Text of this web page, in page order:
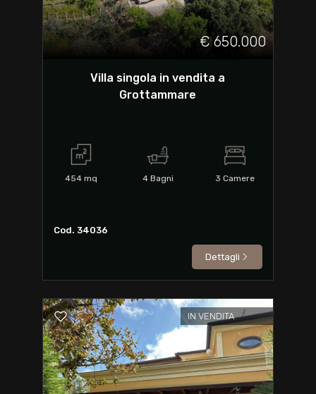
€ 650.000
Villa singola in vendita a
Grottammare
454 mq 4Bagni 3 Camere
Cod. 34036
Dettagli
IN VENDITA